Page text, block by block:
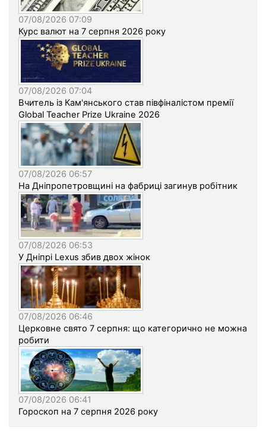
07/08/2026 07:09
Курс валют на 7 серпня 2026 року
07/08/2026 07:04
Вчитель із Кам'янського став півфіналістом премії
Global Teacher Prize Ukraine 2026
07/08/2026 06:57
На Дніпропетровщині на фабриці загинув робітник
07/08/2026 06:53
У Дніпрі Lexus збив двох жінок
07/08/2026 06:46
Церковне свято 7 серпня: що категорично не можна
робити
07/08/2026 06:41
Гороскоп на 7 серпня 2026 року